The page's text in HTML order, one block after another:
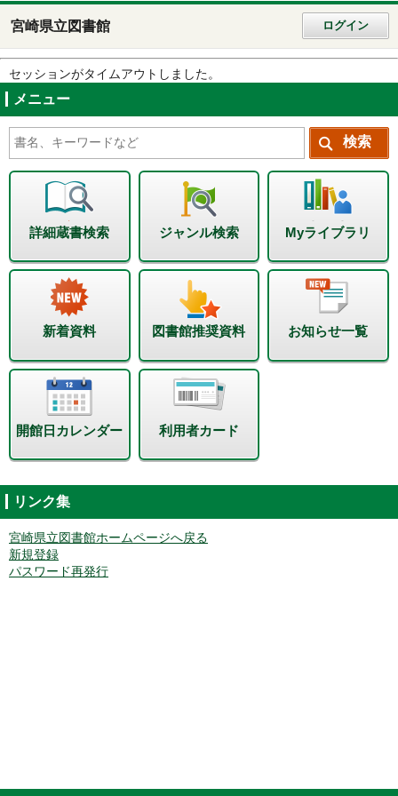
宮崎県立図書館 ログイン
セッションがタイムアウトしました。
メニュー
詳細蔵書検索 ジャンル検索 Myライブラリ
新着資料 図書館推奨資料 お知らせ一覧
開館日カレンダー 利用者カード
リンク集
宮崎県立図書館ホームページへ戻る
新規登録
パスワード再発行